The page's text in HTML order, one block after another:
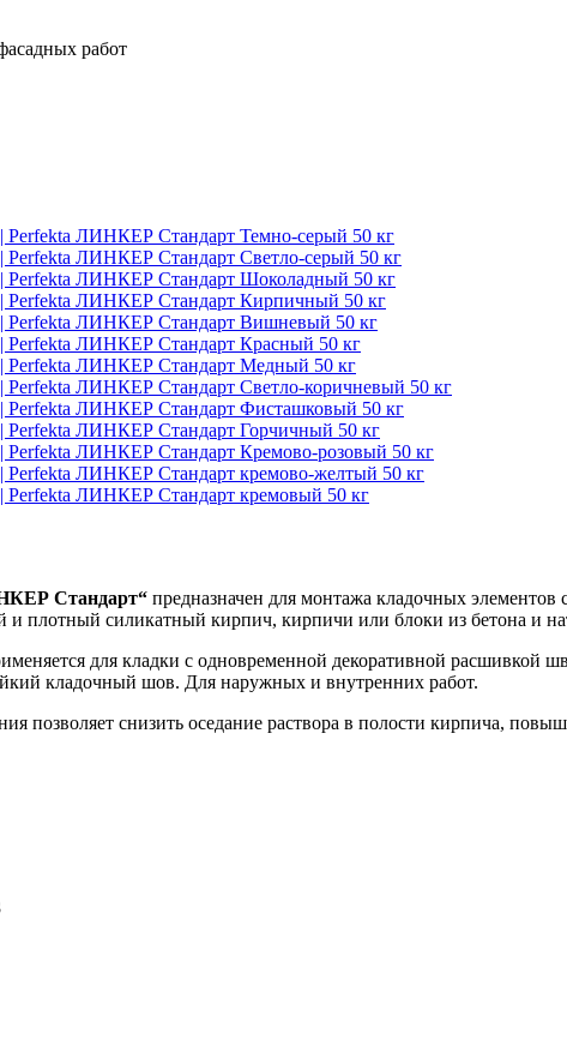
работ
Perfekta ЛИНКЕР Стандарт Темно-серый 50 кг
Perfekta ЛИНКЕР Стандарт Светло-серый 50 кг
Perfekta ЛИНКЕР Стандарт Шоколадный 50 кг
Perfekta ЛИНКЕР Стандарт Кирпичный 50 кг
Perfekta ЛИНКЕР Стандарт Вишневый 50 кг
Perfekta ЛИНКЕР Стандарт Красный 50 кг
Perfekta ЛИНКЕР Стандарт Медный 50 кг
Perfekta ЛИНКЕР Стандарт Светло-коричневый 50 кг
Perfekta ЛИНКЕР Стандарт Фисташковый 50 кг
Perfekta ЛИНКЕР Стандарт Горчичный 50 кг
Perfekta ЛИНКЕР Стандарт Кремово-розовый 50 кг
Perfekta ЛИНКЕР Стандарт кремово-желтый 50 кг
Perfekta ЛИНКЕР Стандарт кремовый 50 кг
Стандарт“ предназначен для монтажа кладочных
и плотный силикатный кирпич, кирпичи или блоки из бетона и
для кладки с одновременной декоративной расшивкой
кладочный шов. Для наружных и внутренних работ.
позволяет снизить оседание раствора в полости кирпича,